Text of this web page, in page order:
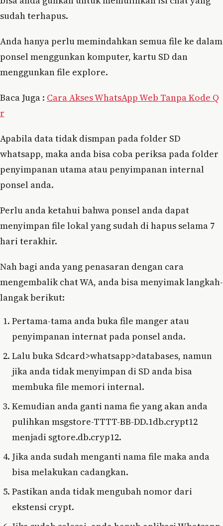
sudah terhapus.
Anda hanya perlu memindahkan semua file ke dalam
ponsel menggunkan komputer, kartu SD dan
menggunkan file explore.
Baca Juga : Cara Akses WhatsApp Web Tanpa Kode Q
r
Apabila data tidak dismpan pada folder SD
whatsapp, maka anda bisa coba periksa pada folder
penyimpanan utama atau penyimpanan internal
ponsel anda.
Perlu anda ketahui bahwa ponsel anda dapat
menyimpan file lokal yang sudah di hapus selama 7
hari terakhir.
Nah bagi anda yang penasaran dengan cara
mengembalik chat WA, anda bisa menyimak langkah-
langak berikut:
Pertama-tama anda buka file manger atau
penyimpanan internat pada ponsel anda.
Lalu buka Sdcard>whatsapp>databases, namun
jika anda tidak menyimpan di SD anda bisa
membuka file memori internal.
Kemudian anda ganti nama fie yang akan anda
pulihkan msgstore-TTTT-BB-DD.1db.crypt12
menjadi sgtore.db.cryp12.
Jika anda sudah menganti nama file maka anda
bisa melakukan cadangkan.
Pastikan anda tidak mengubah nomor dari
ekstensi crypt.